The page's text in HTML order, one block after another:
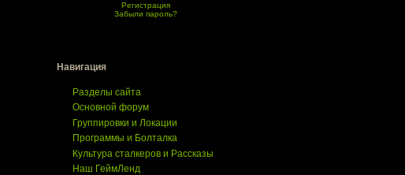
Регистрация
Забыли пароль?
Навигация
Разделы сайта
Основной форум
Группировки и Локации
Программы и Болталка
Культура сталкеров и Рассказы
Наш ГеймЛенд